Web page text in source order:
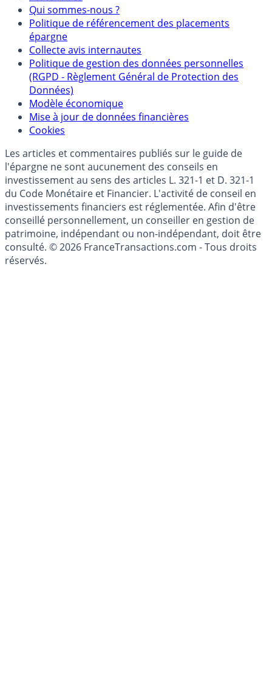
Mentions légales et Conditions d’utilisation
Partenaires
Qui sommes-nous ?
Politique de référencement des placements
épargne
Collecte avis internautes
Politique de gestion des données personnelles
(RGPD - Règlement Général de Protection des
Données)
Modèle économique
Cookies
Les articles et commentaires publiés sur le guide de
l'épargne ne sont aucunement des conseils en
investissement au sens des articles L. 321-1 et D. 321-1
du Code Monétaire et Financier. L'activité de conseil en
investissements financiers est réglementée. Afin d'être
conseillé personnellement, un conseiller en gestion de
patrimoine, indépendant ou non-indépendant, doit être